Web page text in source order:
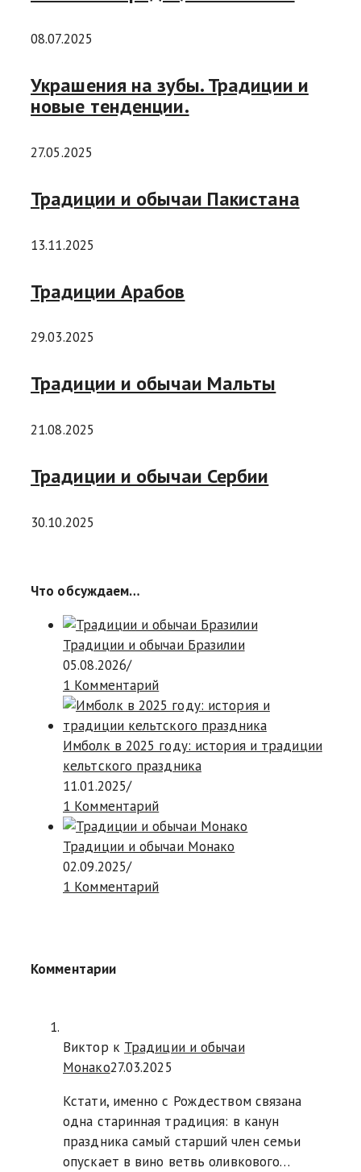
08.07.2025
Украшения на зубы. Традиции и
новые тенденции.
27.05.2025
Традиции и обычаи Пакистана
13.11.2025
Традиции Арабов
29.03.2025
Традиции и обычаи Мальты
21.08.2025
Традиции и обычаи Сербии
30.10.2025
Что обсуждаем…
Традиции и обычаи Бразилии
05.08.2026/
1 Комментарий
Имболк в 2025 году: история и традиции
кельтского праздника
11.01.2025/
1 Комментарий
Традиции и обычаи Монако
02.09.2025/
1 Комментарий
Комментарии
Виктор к Традиции и обычаи
Монако27.03.2025
Кстати, именно с Рождеством связана
одна старинная традиция: в канун
праздника самый старший член семьи
опускает в вино ветвь оливкового…